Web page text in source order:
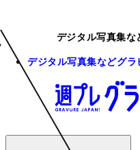
デジタル写真集な
デジタル写真集などグ